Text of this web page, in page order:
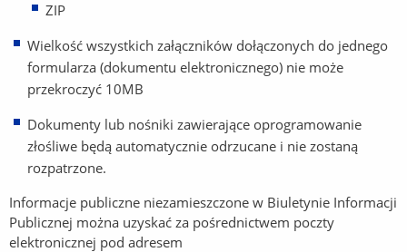
ZIP
Wielkość wszystkich załączników dołączonych do jednego
formularza (dokumentu elektronicznego) nie może
przekroczyć 10MB
Dokumenty lub nośniki zawierające oprogramowanie
złośliwe będą automatycznie odrzucane i nie zostaną
rozpatrzone.
Informacje publiczne niezamieszczone w Biuletynie Informacji
Publicznej można uzyskać za pośrednictwem poczty
elektronicznej pod adresem